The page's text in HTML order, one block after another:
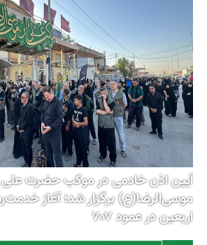
آیین اذن خادمی در موکب حضرت
موسی‌الرضا(ع) برگزار شد؛ آغاز
اربعین در عمود ۷۰۷